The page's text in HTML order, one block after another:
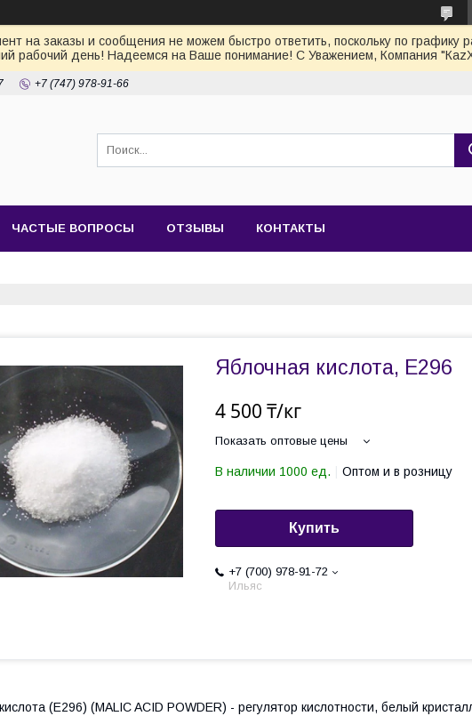
на заказы и сообщения не можем быстро ответить, поскольку по графику
рабочий день! Надеемся на Ваше понимание! С Уважением, Компания
+7 (747) 978-91-66
ЧАСТЫЕ ВОПРОСЫ ОТЗЫВЫ КОНТАКТЫ
Яблочная кислота, Е296
4 500 ₸/кг
Показать оптовые цены
В наличии 1000 ед. Оптом и в розницу
Купить
+7 (700) 978-91-72
Ильяс
(Е296) (MALIC ACID POWDER) - регулятор кислотности, белый